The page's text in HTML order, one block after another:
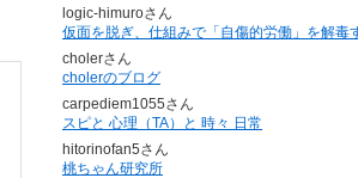
logic-himuroさん
cholerさん
cholerのブログ
carpediem1055さん
スピと 心理（TA）と 時々 日常
hitorinofan5さん
桃ちゃん研究所